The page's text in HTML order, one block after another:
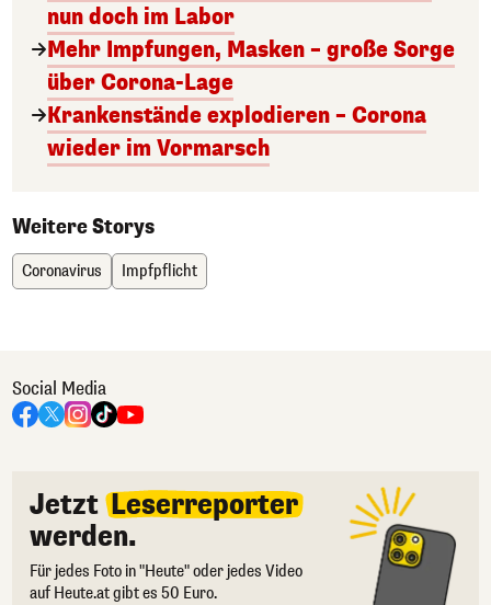
nun doch im Labor
Mehr Impfungen, Masken – große Sorge
über Corona-Lage
Krankenstände explodieren – Corona
wieder im Vormarsch
Weitere Storys
Coronavirus Impfpflicht
Social Media
Jetzt Leserreporter
werden.
Für jedes Foto in "Heute" oder jedes Video
auf Heute.at gibt es 50 Euro.